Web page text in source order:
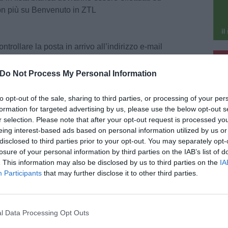
Do Not Process My Personal Information
opt-out of the sale, sharing to third parties, or processing of your
for targeted advertising by us, please use the below opt-out
selection. Please note that after your opt-out request is processed
interest-based ads based on personal information utilized by us
to third parties prior to your opt-out. You may separately
of your personal information by third parties on the IAB’s list of
This information may also be disclosed by us to third parties on the
Participants that may further disclose it to other third parties.
Data Processing Opt Outs
più su Benvenuto in ZTL
la posta in arrivo all’indirizzo e-mail
per prendere visione delle nuove istruzioni
– comunica il Presidente SAS, Marco
già inviate sono pubblicate
di mancata recezione della e-mail si invita a
oppure tel.
dalle 8 alle 13.30”.
le Associazioni di categoria che in queste
nella campagna informativa all’utenza:
con le associazioni di categoria e i corpi
più efficace ad ogni singolo utente”
“per eventuali disguidi o problematiche
a contattare immediatamente il servizio
affinché possano essere risolte nel breve